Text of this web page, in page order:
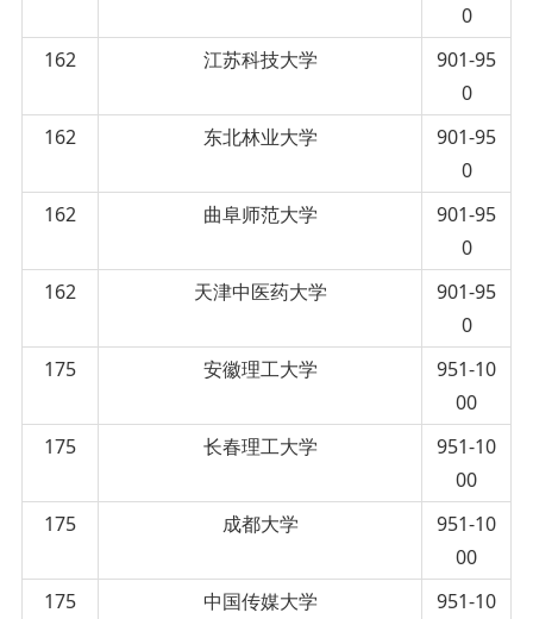
0
162
江苏科技大学
901-95
0
162
东北林业大学
901-95
0
162
曲阜师范大学
901-95
0
162
天津中医药大学
901-95
0
175
安徽理工大学
951-10
00
175
长春理工大学
951-10
00
175
成都大学
951-10
00
175
中国传媒大学
951-10